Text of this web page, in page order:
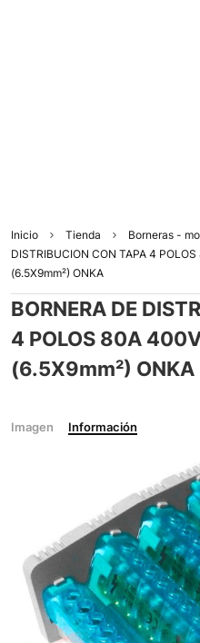
Inicio Tienda Borneras -
DISTRIBUCION CON TAPA 4
(6.5X9mm²) ONKA
BORNERA DE
4 POLOS 80A
(6.5X9mm²) ONKA
Imagen Información